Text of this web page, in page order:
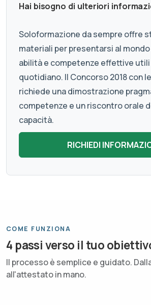
Hai bisogno di ulteriori
Soloformazione da sempre offre
materiali per presentarsi al
abilità e competenze effettive utili
quotidiano. Il Concorso 2018 con
richiede una dimostrazione
competenze e un riscontro orale
capacità.
COME FUNZIONA
4 passi verso il tuo
Il processo è semplice e guidato.
all'attestato in mano.